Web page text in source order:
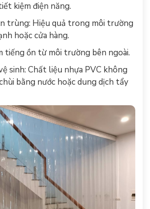
kiệm điện năng.
trùng: Hiệu quả trong môi trường
hoặc cửa hàng.
tiếng ồn từ môi trường bên ngoài.
sinh: Chất liệu nhựa PVC không
bằng nước hoặc dung dịch tẩy